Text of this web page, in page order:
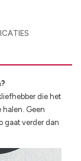
die het
halen. Geen
gaat verder dan